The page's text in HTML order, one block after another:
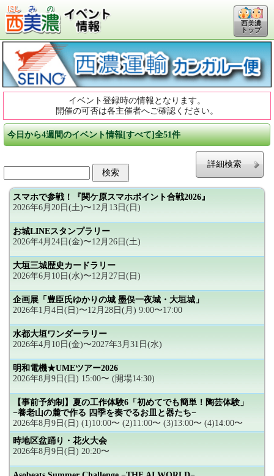
西美濃
トップ
イベント登録時の情報となります。
開催の可否は各主催者へご確認ください。
今日から4週間のイベント情報[すべて]全51件
詳細検索
スマホで参戦！『関ケ原スマホポイント合戦2026』
2026年6月20日(土)〜12月13日(日)
お城LINEスタンプラリー
2026年4月24日(金)〜12月26日(土)
大垣三城歴史カードラリー
2026年6月10日(水)〜12月27日(日)
企画展「豊臣氏ゆかりの城 墨俣一夜城・大垣城」
2026年1月4日(日)〜12月28日(月) 9:00〜17:00
水都大垣ワンダーラリー
2026年4月10日(金)〜2027年3月31日(水)
明和電機★UMEツアー2026
2026年8月9日(日) 15:00〜 (開場14:30)
【事前予約制】夏の工作体験6「初めてでも簡単！陶芸体験」
−養老山の麓で作る 四季を奏でるお皿と器たち−
2026年8月9日(日) (1)10:00〜 (2)11:00〜 (3)13:00〜 (4)14:00〜
時地区盆踊り・花火大会
2026年8月9日(日) 20:20〜